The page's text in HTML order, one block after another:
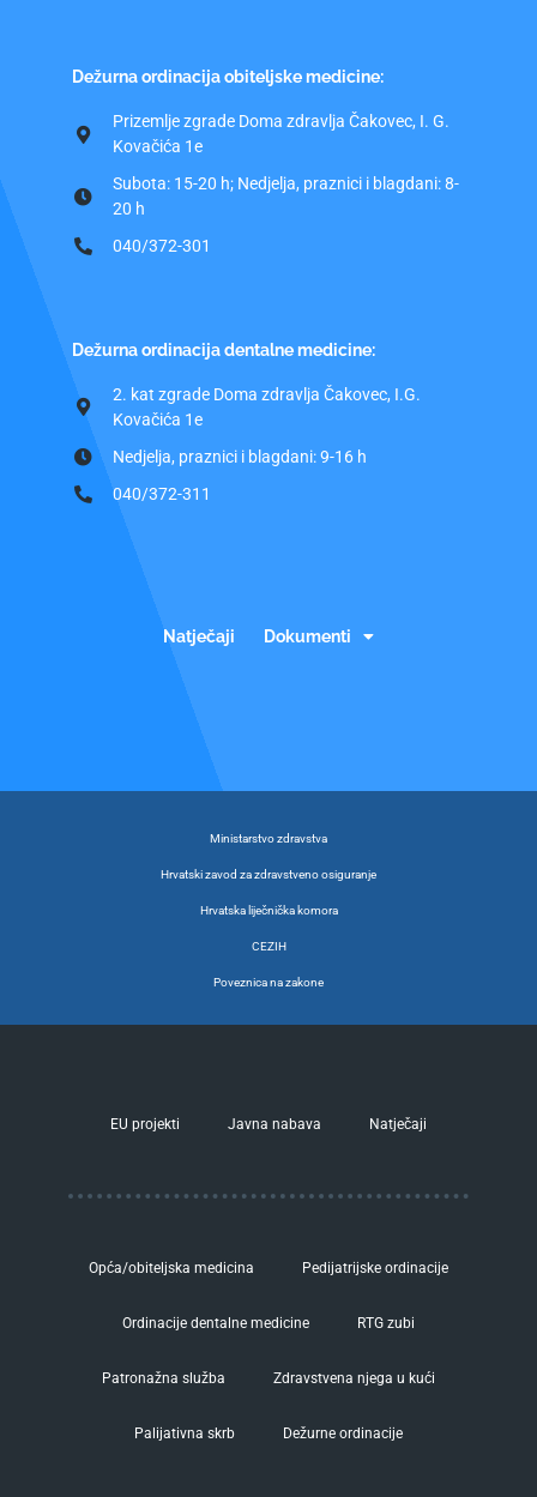
Dežurna ordinacija obiteljske medicine:
Prizemlje zgrade Doma zdravlja Čakovec, I. G.
Kovačića 1e
Subota: 15-20 h; Nedjelja, praznici i blagdani: 8-
20 h
040/372-301
Dežurna ordinacija dentalne medicine:
2. kat zgrade Doma zdravlja Čakovec, I.G.
Kovačića 1e
Nedjelja, praznici i blagdani: 9-16 h
040/372-311
Natječaji Dokumenti
Ministarstvo zdravstva
Hrvatski zavod za zdravstveno osiguranje
Hrvatska liječnička komora
CEZIH
Poveznica na zakone
EU projekti Javna nabava Natječaji
Opća/obiteljska medicina Pedijatrijske ordinacije
Ordinacije dentalne medicine RTG zubi
Patronažna služba Zdravstvena njega u kući
Palijativna skrb Dežurne ordinacije